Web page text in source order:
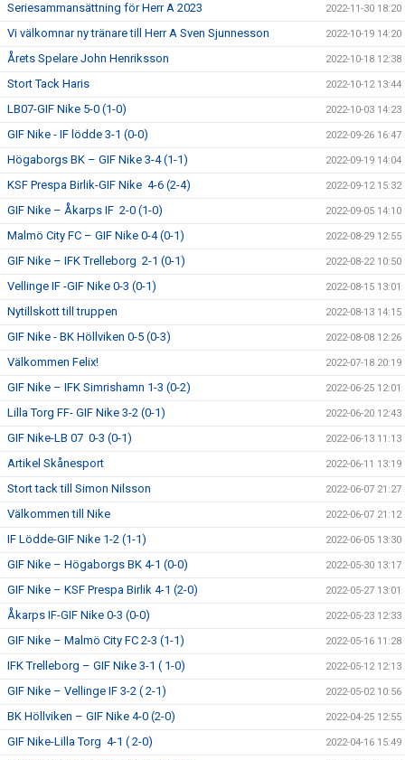
Seriesammansättning för Herr A 2023 2022-11-30 18:20
Vi välkomnar ny tränare till Herr A Sven Sjunnesson 2022-10-19 14:20
Årets Spelare John Henriksson 2022-10-18 12:38
Stort Tack Haris 2022-10-12 13:44
LB07-GIF Nike 5-0 (1-0) 2022-10-03 14:23
GIF Nike - IF lödde 3-1 (0-0) 2022-09-26 16:47
Högaborgs BK – GIF Nike 3-4 (1-1) 2022-09-19 14:04
KSF Prespa Birlik-GIF Nike 4-6 (2-4) 2022-09-12 15:32
GIF Nike – Åkarps IF 2-0 (1-0) 2022-09-05 14:10
Malmö City FC – GIF Nike 0-4 (0-1) 2022-08-29 12:55
GIF Nike – IFK Trelleborg 2-1 (0-1) 2022-08-22 10:50
Vellinge IF -GIF Nike 0-3 (0-1) 2022-08-15 13:01
Nytillskott till truppen 2022-08-13 14:15
GIF Nike - BK Höllviken 0-5 (0-3) 2022-08-08 12:26
Välkommen Felix! 2022-07-18 20:19
GIF Nike – IFK Simrishamn 1-3 (0-2) 2022-06-25 12:01
Lilla Torg FF- GIF Nike 3-2 (0-1) 2022-06-20 12:43
GIF Nike-LB 07 0-3 (0-1) 2022-06-13 11:13
Artikel Skånesport 2022-06-11 13:19
Stort tack till Simon Nilsson 2022-06-07 21:27
Välkommen till Nike 2022-06-07 21:12
IF Lödde-GIF Nike 1-2 (1-1) 2022-06-05 13:30
GIF Nike – Högaborgs BK 4-1 (0-0) 2022-05-30 13:17
GIF Nike – KSF Prespa Birlik 4-1 (2-0) 2022-05-27 13:01
Åkarps IF-GIF Nike 0-3 (0-0) 2022-05-23 12:33
GIF Nike – Malmö City FC 2-3 (1-1) 2022-05-16 11:28
IFK Trelleborg – GIF Nike 3-1 ( 1-0) 2022-05-12 12:13
GIF Nike – Vellinge IF 3-2 ( 2-1) 2022-05-02 10:56
BK Höllviken – GIF Nike 4-0 (2-0) 2022-04-25 12:55
GIF Nike-Lilla Torg 4-1 ( 2-0) 2022-04-16 15:49